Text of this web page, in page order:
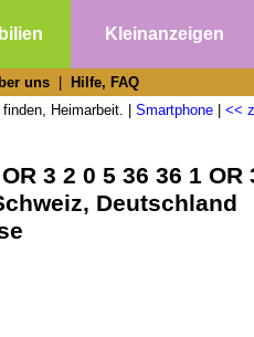
Kleinanzeigen
uns
Hilfe, FAQ
Heimarbeit. | Smartphone <<
3 2 0 5 36 36 1 OR
Deutschland